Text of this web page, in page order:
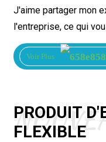
J'aime partager mon
l'entreprise, ce qui
Voir Plus
PRODUIT
FLEXIBLE